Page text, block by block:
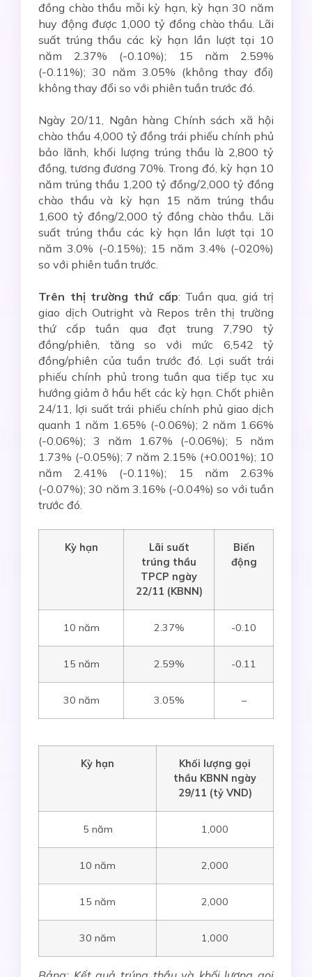
đồng chào thầu mỗi kỳ hạn, kỳ hạn 30 năm
huy động được 1,000 tỷ đồng chào thầu. Lãi
suất trúng thầu các kỳ hạn lần lượt tại 10
năm 2.37% (-0.10%); 15 năm 2.59%
(-0.11%); 30 năm 3.05% (không thay đổi)
không thay đổi so với phiên tuần trước đó.
Ngày 20/11, Ngân hàng Chính sách xã hội
chào thầu 4,000 tỷ đồng trái phiếu chính phủ
bảo lãnh, khối lượng trúng thầu là 2,800 tỷ
đồng, tương đương 70%. Trong đó, kỳ hạn 10
năm trúng thầu 1,200 tỷ đồng/2,000 tỷ đồng
chào thầu và kỳ hạn 15 năm trúng thầu
1,600 tỷ đồng/2,000 tỷ đồng chào thầu. Lãi
suất trúng thầu các kỳ hạn lần lượt tại 10
năm 3.0% (-0.15%); 15 năm 3.4% (-020%)
so với phiên tuần trước.
Trên thị trường thứ cấp: Tuần qua, giá trị
giao dịch Outright và Repos trên thị trường
thứ cấp tuần qua đạt trung 7,790 tỷ
đồng/phiên, tăng so với mức 6,542 tỷ
đồng/phiên của tuần trước đó. Lợi suất trái
phiếu chính phủ trong tuần qua tiếp tục xu
hướng giảm ở hầu hết các kỳ hạn. Chốt phiên
24/11, lợi suất trái phiếu chính phủ giao dịch
quanh 1 năm 1.65% (-0.06%); 2 năm 1.66%
(-0.06%); 3 năm 1.67% (-0.06%); 5 năm
1.73% (-0.05%); 7 năm 2.15% (+0.001%); 10
năm 2.41% (-0.11%); 15 năm 2.63%
(-0.07%); 30 năm 3.16% (-0.04%) so với tuần
trước đó.
Kỳ hạn
Lãi suất
trúng thầu
TPCP ngày
22/11 (KBNN)
Biến
động
10 năm 2.37% -0.10
15 năm 2.59% -0.11
30 năm 3.05% –
Kỳ hạn
Khối lượng gọi
thầu KBNN ngày
29/11 (tỷ VND)
5 năm 1,000
10 năm 2,000
15 năm 2,000
30 năm 1,000